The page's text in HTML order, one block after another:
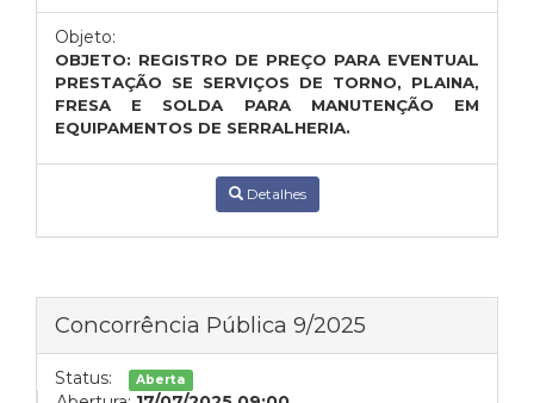
Objeto:
OBJETO: REGISTRO DE PREÇO PARA EVENTUAL
PRESTAÇÃO SE SERVIÇOS DE TORNO, PLAINA,
FRESA E SOLDA PARA MANUTENÇÃO EM
EQUIPAMENTOS DE SERRALHERIA.
Detalhes
Concorrência Pública 9/2025
Status: Aberta